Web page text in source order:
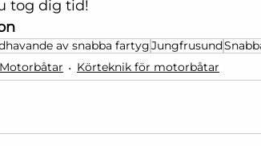
tog dig tid!
av snabba fartygJungfrusund
Motorbåtar Körteknik för motorbåtar